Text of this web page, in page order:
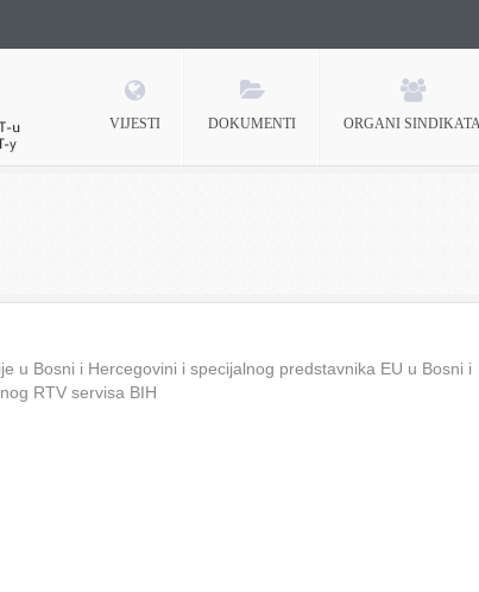
u
VIJESTI DOKUMENTI ORGANI
u Bosni i Hercegovini i specijalnog predstavnika EU u Bosni i
RTV servisa BIH